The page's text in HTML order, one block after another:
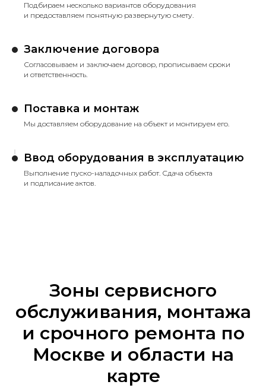
Подбираем несколько вариантов оборудования
и предоставляем понятную развернутую смету.
Заключение договора
Согласовываем и заключаем договор, прописываем сроки
и ответственность.
Поставка и монтаж
Мы доставляем оборудование на объект и монтируем его.
Ввод оборудования в эксплуатацию
Выполнение пуско-наладочных работ. Сдача объекта
и подписание актов.
Зоны сервисного
обслуживания, монтажа
и срочного ремонта по
Москве и области на
карте